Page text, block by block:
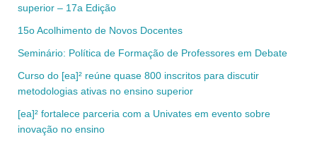
superior – 17a Edição
15o Acolhimento de Novos Docentes
Seminário: Política de Formação de Professores em Debate
Curso do [ea]² reúne quase 800 inscritos para discutir
metodologias ativas no ensino superior
[ea]² fortalece parceria com a Univates em evento sobre
inovação no ensino